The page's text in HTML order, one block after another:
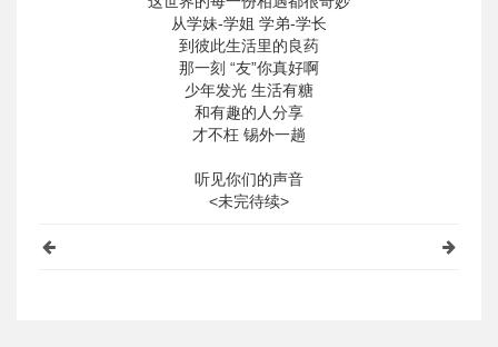
从学妹-学姐 学弟-学长
到彼此生活里的良药
那一刻 “友”你真好啊
少年发光 生活有糖
和有趣的人分享
才不枉 锡外一趟
听见你们的声音
<未完待续>